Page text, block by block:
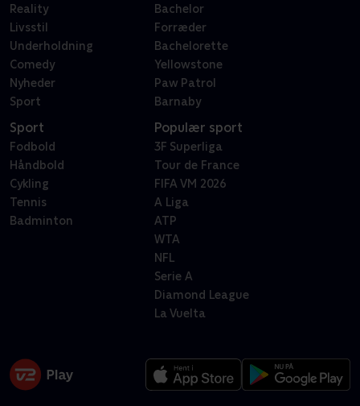
Reality
Livsstil
Underholdning
Comedy
Nyheder
Sport
Bachelor
Forræder
Bachelorette
Yellowstone
Paw Patrol
Barnaby
Sport
Fodbold
Håndbold
Cykling
Tennis
Badminton
Populær sport
3F Superliga
Tour de France
FIFA VM 2026
A Liga
ATP
WTA
NFL
Serie A
Diamond League
La Vuelta